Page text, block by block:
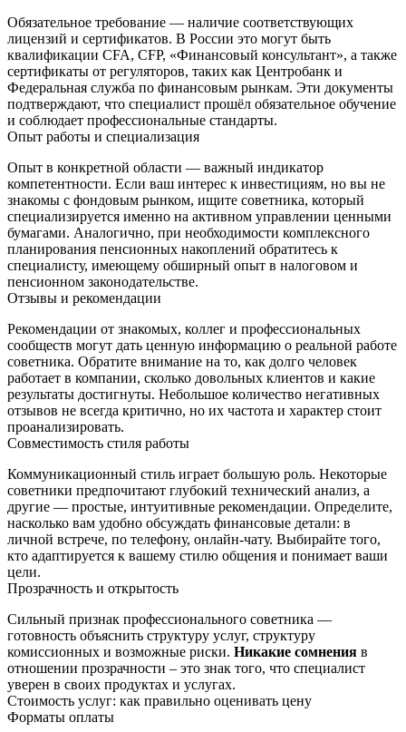
Обязательное требование — наличие соответствующих
лицензий и сертификатов. В России это могут быть
квалификации CFA, CFP, «Финансовый консультант», а также
сертификаты от регуляторов, таких как Центробанк и
Федеральная служба по финансовым рынкам. Эти документы
подтверждают, что специалист прошёл обязательное обучение
и соблюдает профессиональные стандарты.
Опыт работы и специализация
Опыт в конкретной области — важный индикатор
компетентности. Если ваш интерес к инвестициям, но вы не
знакомы с фондовым рынком, ищите советника, который
специализируется именно на активном управлении ценными
бумагами. Аналогично, при необходимости комплексного
планирования пенсионных накоплений обратитесь к
специалисту, имеющему обширный опыт в налоговом и
пенсионном законодательстве.
Отзывы и рекомендации
Рекомендации от знакомых, коллег и профессиональных
сообществ могут дать ценную информацию о реальной работе
советника. Обратите внимание на то, как долго человек
работает в компании, сколько довольных клиентов и какие
результаты достигнуты. Небольшое количество негативных
отзывов не всегда критично, но их частота и характер стоит
проанализировать.
Совместимость стиля работы
Коммуникационный стиль играет большую роль. Некоторые
советники предпочитают глубокий технический анализ, а
другие — простые, интуитивные рекомендации. Определите,
насколько вам удобно обсуждать финансовые детали: в
личной встрече, по телефону, онлайн‑чату. Выбирайте того,
кто адаптируется к вашему стилю общения и понимает ваши
цели.
Прозрачность и открытость
Сильный признак профессионального советника —
готовность объяснить структуру услуг, структуру
комиссионных и возможные риски. Никакие сомнения в
отношении прозрачности – это знак того, что специалист
уверен в своих продуктах и услугах.
Стоимость услуг: как правильно оценивать цену
Форматы оплаты